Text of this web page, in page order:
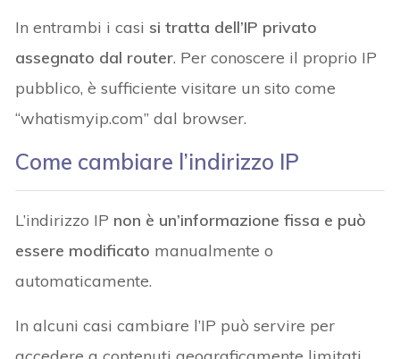
In entrambi i casi si tratta dell’IP privato
assegnato dal router. Per conoscere il proprio IP
pubblico, è sufficiente visitare un sito come
“whatismyip.com” dal browser.
Come cambiare l’indirizzo IP
L’indirizzo IP non è un’informazione fissa e può
essere modificato manualmente o
automaticamente.
In alcuni casi cambiare l’IP può servire per